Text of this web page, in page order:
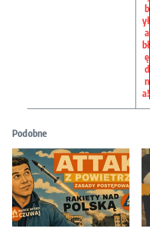
b
ył
a
bł
ę
d
n
a!
Podobne